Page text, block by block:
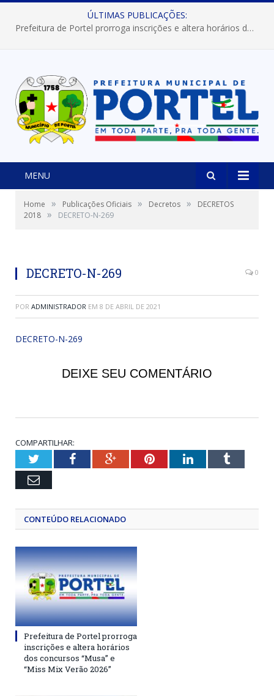
ÚLTIMAS PUBLICAÇÕES:
Prefeitura de Portel prorroga inscrições e altera horários dos concursos “Musa” e “Miss Mix Verão 2026”
MENU
Home » Publicações Oficiais » Decretos »
DECRETOS
2018 » DECRETO-N-269
DECRETO-N-269 0
POR ADMINISTRADOR EM 8 DE ABRIL DE 2021
DECRETO-N-269
DEIXE SEU COMENTÁRIO
COMPARTILHAR:
TwitterFacebookGoogle+PinterestLinkedInTumblr
Email
CONTEÚDO RELACIONADO
Prefeitura de Portel prorroga
inscrições e altera horários
dos concursos “Musa” e
“Miss Mix Verão 2026”